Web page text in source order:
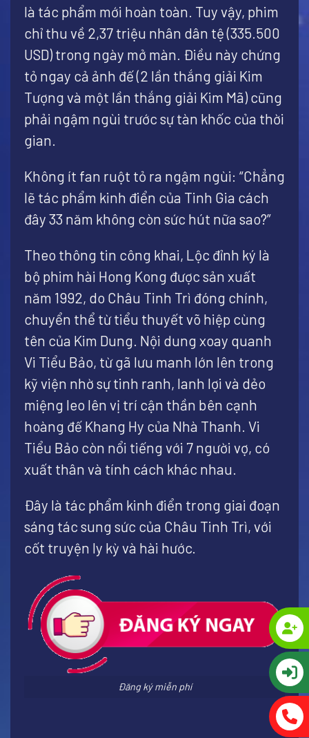
là tác phẩm mới hoàn toàn. Tuy vậy, phim
chỉ thu về 2,37 triệu nhân dân tệ (335.500
USD) trong ngày mở màn. Điều này chứng
tỏ ngay cả ảnh đế (2 lần thắng giải Kim
Tượng và một lần thắng giải Kim Mã) cũng
phải ngậm ngùi trước sự tàn khốc của thời
gian.
Không ít fan ruột tỏ ra ngậm ngùi: “Chẳng
lẽ tác phẩm kinh điển của Tinh Gia cách
đây 33 năm không còn sức hút nữa sao?”
Theo thông tin công khai, Lộc đỉnh ký là
bộ phim hài Hong Kong được sản xuất
năm 1992, do Châu Tinh Trì đóng chính,
chuyển thể từ tiểu thuyết võ hiệp cùng
tên của Kim Dung. Nội dung xoay quanh
Vi Tiểu Bảo, từ gã lưu manh lớn lên trong
kỹ viện nhờ sự tinh ranh, lanh lợi và dẻo
miệng leo lên vị trí cận thần bên cạnh
hoàng đế Khang Hy của Nhà Thanh. Vi
Tiểu Bảo còn nổi tiếng với 7 người vợ, có
xuất thân và tính cách khác nhau.
Đây là tác phẩm kinh điển trong giai đoạn
sáng tác sung sức của Châu Tinh Trì, với
cốt truyện ly kỳ và hài hước.
Đăng ký miễn phí